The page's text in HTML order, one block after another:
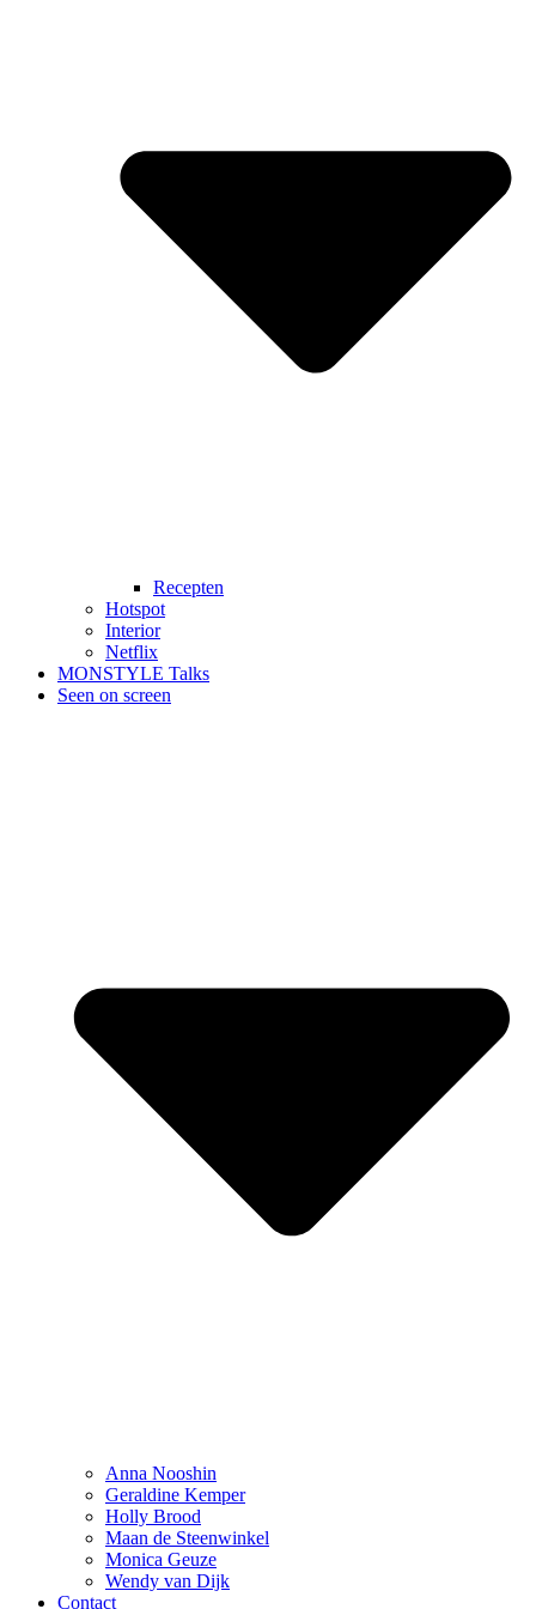
Recepten
Hotspot
Interior
Netflix
MONSTYLE Talks
Seen on screen
Anna Nooshin
Geraldine Kemper
Holly Brood
Maan de Steenwinkel
Monica Geuze
Wendy van Dijk
Contact